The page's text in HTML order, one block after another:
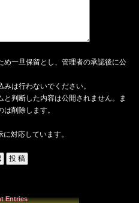
め一旦保留とし、管理者の承認後に公
は行わないでください。
判断した内容は公開されません。ま
削除します。
対応しています。
Entries